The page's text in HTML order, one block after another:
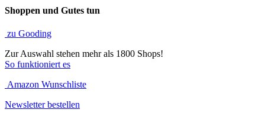
Shoppen und Gutes tun
zu Gooding
Zur Auswahl stehen mehr als 1800 Shops!
So funktioniert es
Amazon Wunschliste
Newsletter bestellen